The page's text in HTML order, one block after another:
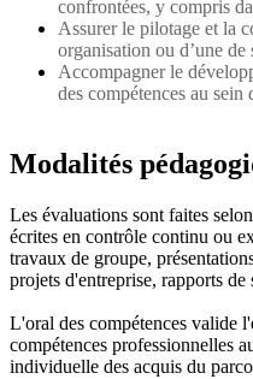
confrontées, y compris
Assurer le pilotage et la
organisation ou d’une de
Accompagner le
des compétences au sein
Modalités
Les évaluations sont faites
écrites en contrôle continu ou
travaux de groupe,
projets d'entreprise, rapports
L'oral des compétences valide
compétences professionnelles
individuelle des acquis du